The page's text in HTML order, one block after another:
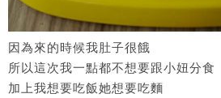
因為來的時候我肚子很餓
所以這次我一點都不想要跟小妞分食
加上我想要吃飯她想要吃麵